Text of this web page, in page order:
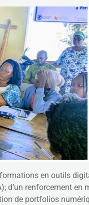
en outils
d’un renforcement
de portfolios